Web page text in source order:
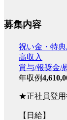
募集内容
祝い金・特典
高収入
賞与/報奨金/
年収例
★正社員登用
【日給】